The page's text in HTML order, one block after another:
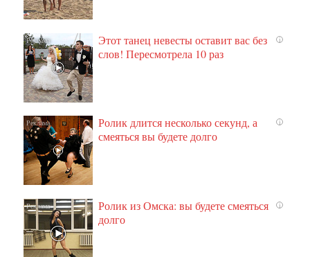
i
Этот танец невесты оставит вас без
слов! Пересмотрела 10 раз
i
Ролик длится несколько секунд, а
смеяться вы будете долго
i
Ролик из Омска: вы будете смеяться
долго